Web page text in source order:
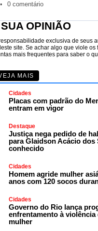
• 0 comentário
OPINIÃO
exclusiva de seus
site. Se achar algo que viole os
mais frequentes para saber o
MAIS
Cidades
Placas com padrão do
entram em vigor
Destaque
Justiça nega pedido de
para Glaidson Acácio dos
conhecido
Cidades
Homem agride mulher
anos com 120 socos
Cidades
Governo do Rio lança
enfrentamento à violência
mulher